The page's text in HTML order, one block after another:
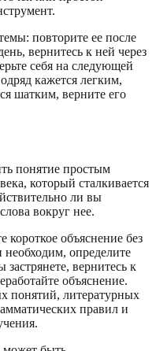
повторите ее после
вернитесь к ней через
себя на следующей
кажется легким,
шатким, верните его
понятие простым
который сталкивается
ли вы
вокруг нее.
объяснение без
определите
вернитесь к
объяснение.
понятий, литературных
правил и